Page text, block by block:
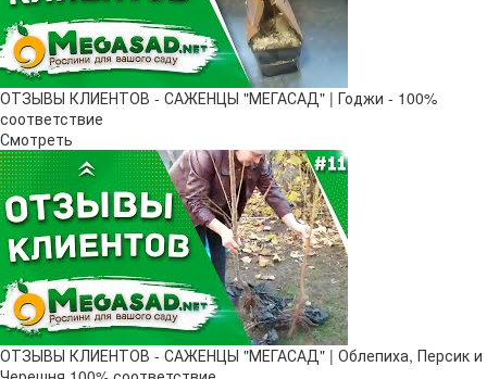
ОТЗЫВЫ КЛИЕНТОВ - САЖЕНЦЫ "МЕГАСАД" | Годжи - 100%
соответствие
Смотреть
ОТЗЫВЫ КЛИЕНТОВ - САЖЕНЦЫ "МЕГАСАД" | Облепиха, Персик и